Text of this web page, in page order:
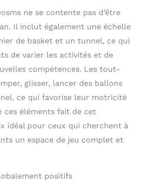
expérience de jeu sûre
et agréable. Assemblage
Facile: Notre ensemble
comprend tous les
outils nécessaires à
avec des instructions
détaillées. N'hésitez pas
moment si vous avez
des questions!
ne se contente pas d’être
Il inclut également une échelle
de basket et un tunnel, ce qui
de varier les activités et de
compétences. Les tout-
glisser, lancer des ballons
ce qui favorise leur motricité
ces éléments fait de cet
idéal pour ceux qui cherchent à
un espace de jeu complet et
positifs